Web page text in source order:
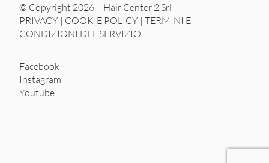
© Copyright 2026 – Hair Center 2 Srl
PRIVACY | COOKIE POLICY | TERMINI E
CONDIZIONI DEL SERVIZIO
Facebook
Instagram
Youtube